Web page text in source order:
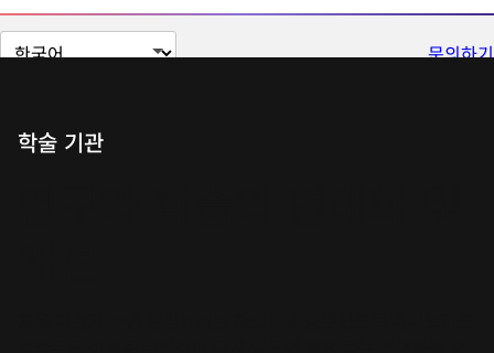
페
문의하기
학술 기관